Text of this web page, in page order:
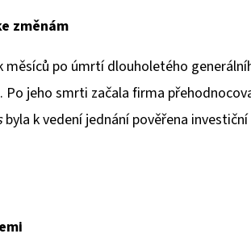
změnám
měsíců po úmrtí dlouholetého
. Po jeho smrti začala firma
byla k vedení jednání pověřena investiční